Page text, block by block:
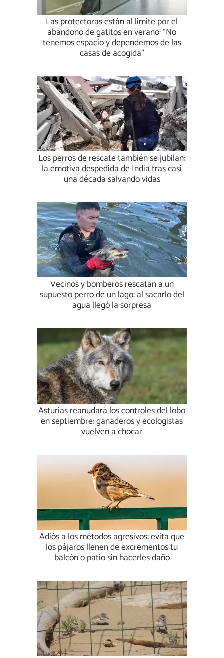
Las protectoras están al límite por el
abandono de gatitos en verano: “No
tenemos espacio y dependemos de las
casas de acogida”
Los perros de rescate también se jubilan:
la emotiva despedida de India tras casi
una década salvando vidas
Vecinos y bomberos rescatan a un
supuesto perro de un lago: al sacarlo del
agua llegó la sorpresa
Asturias reanudará los controles del lobo
en septiembre: ganaderos y ecologistas
vuelven a chocar
Adiós a los métodos agresivos: evita que
los pájaros llenen de excrementos tu
balcón o patio sin hacerles daño